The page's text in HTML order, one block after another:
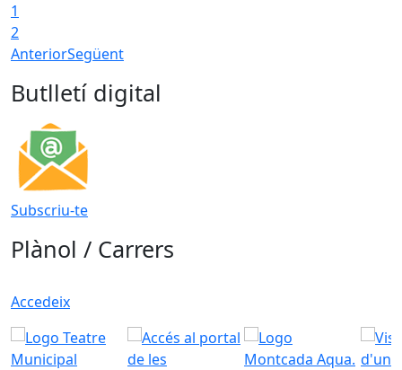
1
2
AnteriorSegüent
Butlletí digital
Subscriu-te
Plànol / Carrers
Accedeix